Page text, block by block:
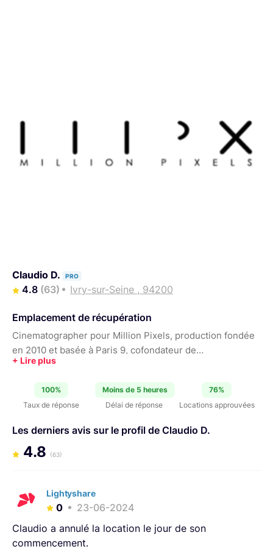
Claudio D. PRO
4.8 (63) Ivry-sur-Seine , 94200
Emplacement de récupération
Cinematographer pour Million Pixels, production fondée
en 2010 et basée à Paris 9, cofondateur de
XXXXXXXXXXXXXXXXX , agence basée à Paris et
parcourir la liste de matèriel il y a des petites choses
sympathiques ! à bientôt
100%
Taux de réponse
Moins de 5 heures
Délai de réponse
76%
Locations approuvées
Les derniers avis sur le profil de Claudio D.
4.8 (63)
Lightyshare
0
23-06-2024
Claudio a annulé la location le jour de son
commencement.